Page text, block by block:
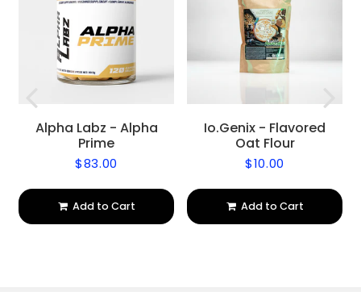
Alpha Labz - Alpha
Prime
Regular
$83.00
Add to Cart
Io.Genix - Flavored
Oat Flour
Regular
$10.00
Add to Cart